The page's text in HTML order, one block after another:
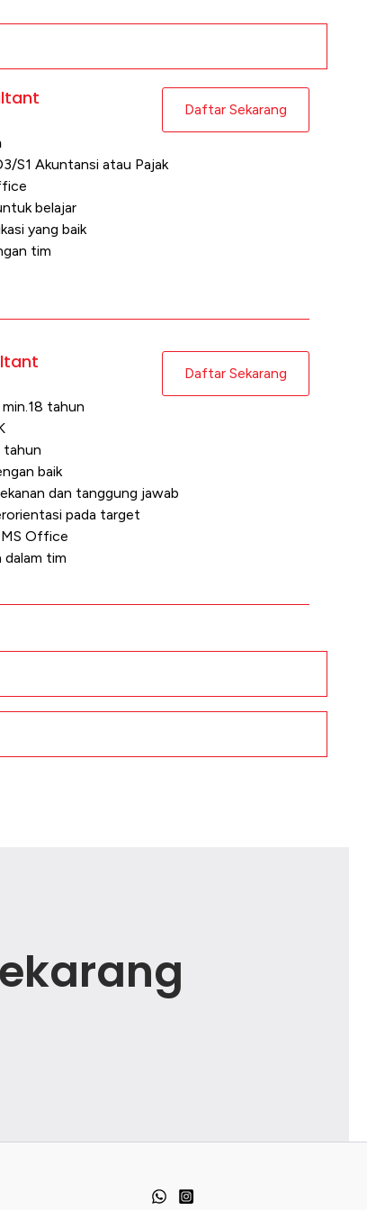
Daftar Sekarang
S1 Akuntansi atau Pajak
belajar
yang baik
tim
Daftar Sekarang
tahun
tahun
baik
dan tanggung jawab
pada target
MS Office
dalam tim